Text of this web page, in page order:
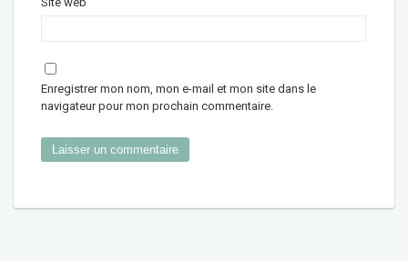
Enregistrer mon nom, mon e-mail et mon site dans le
navigateur pour mon prochain commentaire.